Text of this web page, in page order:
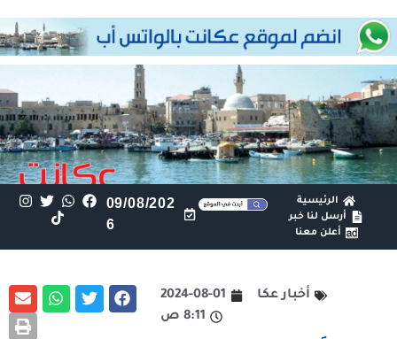
الرئيسية
أرسل لنا خبر
أعلن معنا
09/08/202
6
أخبار عكا
2024-08-01
8:11 ص